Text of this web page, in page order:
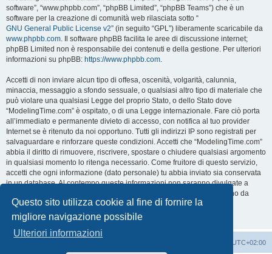
Questo sito utilizza cookie al fine di fornire la
migliore navigazione possibile
Ulteriori informazioni
software”, “www.phpbb.com”, “phpBB Limited”, “phpBB Teams”) che è un
software per la creazione di comunità web rilasciata sotto “
GNU General Public License v2” (in seguito “GPL”) liberamente scaricabile da
www.phpbb.com. Il software phpBB facilita le aree di discussione internet;
phpBB Limited non è responsabile dei contenuti e della gestione. Per ulteriori
informazioni su phpBB: https://www.phpbb.com.
Accetti di non inviare alcun tipo di offesa, oscenità, volgarità, calunnia,
minaccia, messaggio a sfondo sessuale, o qualsiasi altro tipo di materiale che
può violare una qualsiasi Legge del proprio Stato, o dello Stato dove
“ModelingTime.com” è ospitato, o di una Legge internazionale. Fare ciò porta
all’immediato e permanente divieto di accesso, con notifica al tuo provider
Internet se è ritenuto da noi opportuno. Tutti gli indirizzi IP sono registrati per
salvaguardare e rinforzare queste condizioni. Accetti che “ModelingTime.com”
abbia il diritto di rimuovere, riscrivere, spostare o chiudere qualsiasi argomento
in qualsiasi momento lo ritenga necessario. Come fruitore di questo servizio,
accetti che ogni informazione (dato personale) tu abbia inviato sia conservata
in un database. Al contempo queste informazioni non saranno divulgate a
nessuno senza il tuo consenso, né “ModelingTime.com” o phpBB sono da
ritenersi responsabili per qualsiasi violazione al sistema che possa
compromettere queste informazioni.
UTC+02:00